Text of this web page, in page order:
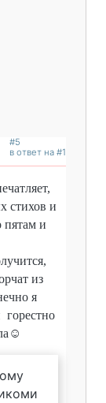
#5
в ответ на #1
стихов и
пятам и
из
я
горестно